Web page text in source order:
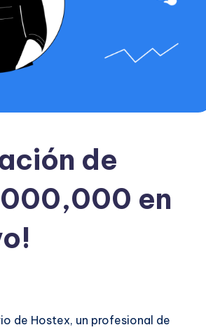
de
en
de Hostex, un profesional de